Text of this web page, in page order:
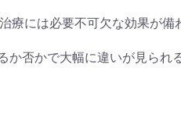
へ進む
療には必要不可欠な効果が
か否かで大幅に違いが見られ